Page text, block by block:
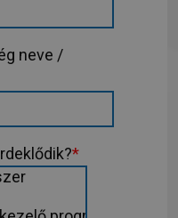
neve /
*